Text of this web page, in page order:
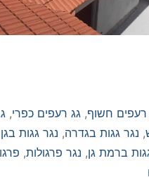
רעפים חשוף, גג רעפים כפרי,
, נגר גגות בגדרה, נגר גגות
ברמת גן, נגר פרגולות,